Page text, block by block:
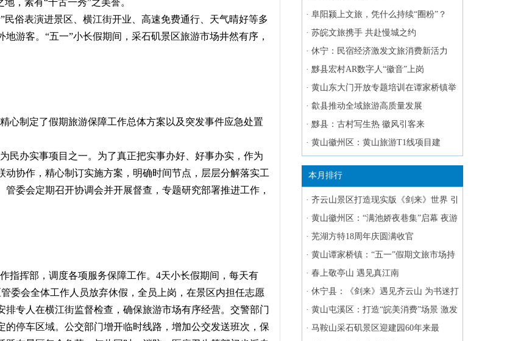
，素有“千古一秀”之美誉。
俗表演进景区、横江街开业、高速免费通行、天气晴好等多
游客。“五一”小长假期间，采石矶景区旅游市场井然有序，
制定了假期旅游保障工作总体方案以及突发事件应急处置
办实事项目之一。为了真正把实事办好、好事办实，作为
协作，精心制订实施方案，明确时间节点，层层分解落实工
委会定期召开协调会并开展督查，专题研究部署推进工作，
挥部，调度各项服务保障工作。4天小长假期间，每天有
委会全体工作人员放弃休假，全员上岗，在景区内担任志愿
专人在横江街监督检查，确保旅游市场有序经营。交警部门
停车区域。公交部门增开临时线路，增加公交发送班次，保
· 阜阳颍上文旅，凭什么持续“圈粉”？
· 苏皖文旅携手 共赴慢城之约
· 休宁：民宿经济激发文旅消费新活力
· 黟县宏村AR数字人“徽音”上岗
· 黄山东大门开放专题培训在谭家桥镇举
办
· 歙县推动全域旅游高质量发展
· 黟县：古村写生热 徽风引客来
· 黄山徽州区：黄山旅游T1线项目建
本月排行
· 齐云山景区打造现实版《剑来》世界 引
爆文旅新热潮
· 黄山徽州区：“满池娇夜巷集”启幕 夜游
点燃假日热情
· 芜湖方特18周年庆圆满收官
· 黄山谭家桥镇：“五一”假期文旅市场持
续升温
· 春上敬亭山 遇见真江南
· 休宁县：《剑来》遇见齐云山 为书迷打
造仙侠世界
· 黄山屯溪区：打造“皖美消费”场景 激发
文旅消费新热潮
· 马鞍山采石矶景区迎建园60年来最